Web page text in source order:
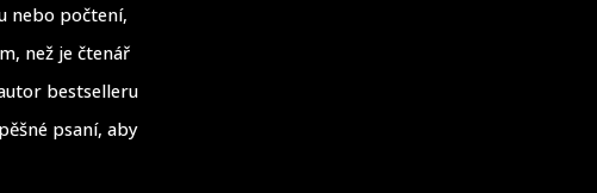
nebo počtení,
než je čtenář
bestselleru
psaní, aby